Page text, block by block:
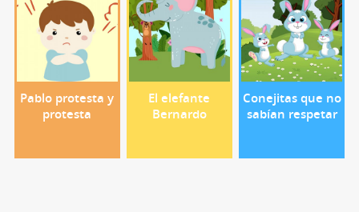
Pablo protesta y
protesta
El elefante
Bernardo
Conejitas que no
sabían respetar